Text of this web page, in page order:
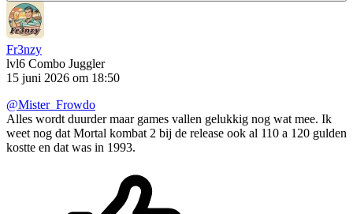
Fr3nzy
lvl6 Combo Juggler
15 juni 2026 om 18:50
@Mister_Frowdo
Alles wordt duurder maar games vallen gelukkig nog wat mee. Ik
weet nog dat Mortal kombat 2 bij de release ook al 110 a 120 gulden
kostte en dat was in 1993.